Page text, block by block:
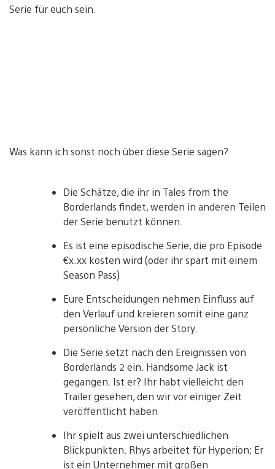
Serie für euch sein.
Was kann ich sonst noch über diese Serie sagen?
Die Schätze, die ihr in Tales from the
Borderlands findet, werden in anderen Teilen
der Serie benutzt können.
Es ist eine episodische Serie, die pro Episode
€x.xx kosten wird (oder ihr spart mit einem
Season Pass)
Eure Entscheidungen nehmen Einfluss auf
den Verlauf und kreieren somit eine ganz
persönliche Version der Story.
Die Serie setzt nach den Ereignissen von
Borderlands 2 ein. Handsome Jack ist
gegangen. Ist er? Ihr habt vielleicht den
Trailer gesehen, den wir vor einiger Zeit
veröffentlicht haben
Ihr spielt aus zwei unterschiedlichen
Blickpunkten. Rhys arbeitet für Hyperion; Er
ist ein Unternehmer mit großen